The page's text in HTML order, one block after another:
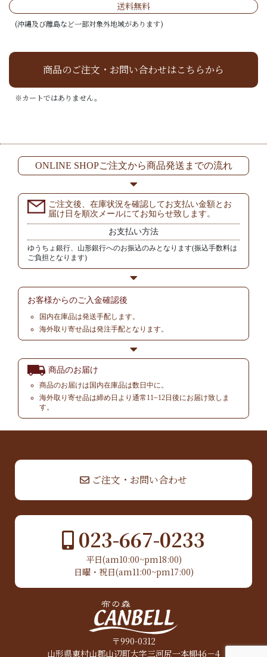
送料無料
(沖縄及び離島など一部対象外地域があります)
商品のご注文・お問い合わせはこちらから
※カートではありません。
ONLINE SHOPご注文から商品発送までの流れ
ご注文後、在庫状況を確認してお支払い金額とお
届け日を順次メールにてお知らせ致します。
お支払い方法
ゆうちょ銀行、山形銀行へのお振込のみとなります(振込手数料は
ご負担となります)
お客様からのご入金確認後
国内在庫品は発送手配します。
海外取り寄せ品は発注手配となります。
商品のお届け
商品のお届けは国内在庫品は数日中に。
海外取り寄せ品は締め日より通常11~12日後にお届け致しま
す。
ご注文・お問い合わせ
023-667-0233
平日(am10:00~pm18:00)
日曜・祝日(am11:00~pm17:00)
〒990-0312
山形県東村山郡山辺町大字三河尻一本柳46－4